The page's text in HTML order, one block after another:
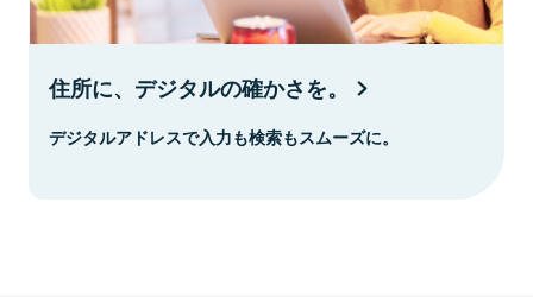
住所に、デジタルの確かさを。
デジタルアドレスで入力も検索もスムーズに。